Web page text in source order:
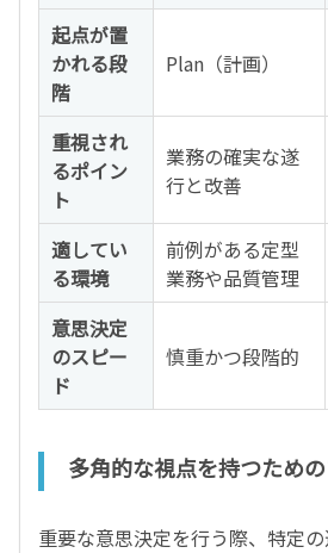
起点が置
かれる段
階
Plan（計画）
重視され
るポイン
ト
業務の確実な遂
行と改善
適してい
る環境
前例がある定型
業務や品質管理
意思決定
のスピー
ド
慎重かつ段階的
多角的な視点を持つため
重要な意思決定を行う際、特定